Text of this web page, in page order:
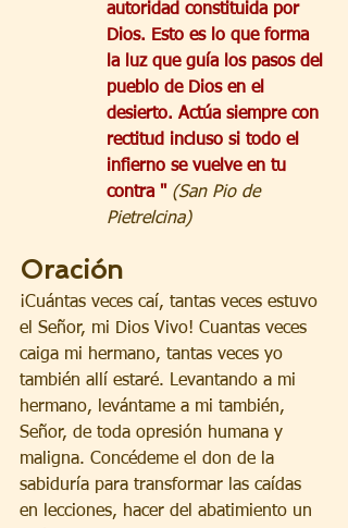
autoridad constituida por
Dios. Esto es lo que forma
la luz que guía los pasos del
pueblo de Dios en el
desierto. Actúa siempre con
rectitud incluso si todo el
infierno se vuelve en tu
contra " (San Pio de
Pietrelcina)
Oración
¡Cuántas veces caí, tantas veces estuvo
el Señor, mi Dios Vivo! Cuantas veces
caiga mi hermano, tantas veces yo
también allí estaré. Levantando a mi
hermano, levántame a mi también,
Señor, de toda opresión humana y
maligna. Concédeme el don de la
sabiduría para transformar las caídas
en lecciones, hacer del abatimiento un